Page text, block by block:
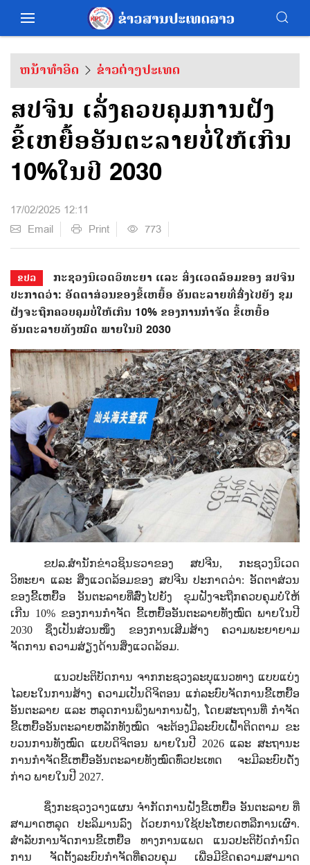
ຫນ້າທຳອິດ ຂ່າວຕ່າງປະເທດ
ສປຈີນ ເລັ່ງຄວບຄຸມການຝັງ
ຂີ້ເຫຍື້ອອັນຕະລາຍບໍ່ໃຫ້ເກີນ
10%ໃນປີ 2030
17/02/2025 12:11
Email
Print 773
ຂປລ
ກະຊວງນິເວດວິທະຍາ ແລະ ສິ່ງແວດລ້ອມຂອງ ສປຈີນ
ປະກາດວ່າ: ອັດຕາສ່ວນຂອງຂີ້ເຫຍື້ອ ອັນຕະລາຍທີ່ສົ່ງໄປຍັງ ຂຸມ
ຝັງຈະຖືກຄວບຄຸມບໍ່ໃຫ້ເກີນ 10% ຂອງການກຳຈັດ ຂີ້ເຫຍື້ອ
ອັນຕະລາຍທັງໝົດ ພາຍໃນປີ 2030
ຂປລ.ສຳນັກ​ຂ່າວ​ຊິນ​ຮວາ​ຂອງ ສປຈີນ, ກະຊວງ​ນິ​ເວດ​
ວິທະຍາ ​ແລະ ສິ່ງ​ແວດ​ລ້ອມ​ຂອງ ສປຈີນ ປະກາດ​ວ່າ: ອັດຕາ​ສ່ວນ​
ຂອງ​ຂີ້​ເຫຍື້ອ ​ອັນຕະລາຍ​ທີ່​ສົ່ງ​ໄປ​ຍັງ​ ຂຸມ​ຝັງ​ຈະ​ຖືກ​ຄວບ​ຄຸມ​ບໍ່​ໃຫ້​
ເກີນ 10% ຂອງ​ການ​ກຳຈັດ ​ຂີ້​ເຫຍື້ອ​ອັນຕະລາຍ​ທັງ​ໝົດ ພາຍ​ໃນ​ປີ
2030 ຊຶ່ງ​ເປັນ​ສ່ວນ​ໜຶ່ງ​ ຂອງ​ການ​ເສີມ​ສ້າງ ​ຄວາມ​ພະຍາຍາມ​
ຈັດການ ຄວາມ​ສ່ຽງດ້ານ​ສິ່ງ​ແວດ​ລ້ອມ.
ແນວ​ປະຕິບັດ​ການ​ ຈາກ​ກະຊວງ​ລະບຸ​ແນວທາງ​ ແບບ​ແບ່ງ​
ໄລຍະ​ໃນ​ການ​ສ້າງ ຄວາມ​ເປັນ​ດິຈິ​ຕອນ ​ແກ່​ລະບົບ​ຈັດການ​ຂີ້​ເຫຍື້ອ​
ອັນຕະລາຍ ​ແລະ ຫລຸດ​ການ​ພຶງ​ພາ​ການ​ຝັງ, ​ໂດຍ​ສະຖານ​ທີ່ ກຳຈັດ​
ຂີ້​ເຫຍື້ອ​ອັນ​ຕະລາຍຫລັກ​ທັງ​ໝົດ ຈະ​ຕ້ອງ​ມີ​ລະບົບ​ເຝົ້າ​ຕິດຕາມ ຂະ​
ບວນການ​ທັງ​ໝົດ ​ແບບ​ດິຈິ​ຕອນ ພາຍ​ໃນ​ປີ 2026 ​ແລະ ສະຖານະ​
ການ​ກຳຈັດ​ຂີ້​ເຫຍື້ອ​ອັນຕະລາຍ​ທັງ​ໝົດ​ທົ່ວ​ປະ​ເທດ ຈະ​ມີ​ລະບົບ​ດັ່ງ
ກ່າວ ພາຍ​ໃນ​ປີ 2027.
ຊຶ່ງ​ກະຊວງ​ວາງ​ແຜນ ​ຈຳກັດ​ການ​ຝັງ​ຂີ້​ເຫຍື້ອ ​ອັນຕະລາຍ ທີ່​
ສາມາດ​ຫລຸດ ​ປະລິມານ​ລົງ ດ້ວຍ​ການ​ໃຊ້​ປະ​ໂຫຍ​ດຫລື​ການ​ເຜົາ.
ສຳລັບ​ການ​ຈັດການ​ຂີ້​ເຫຍື້ອ​ ທາງ​ການ​ແພດ ​ແນວ​ປະຕິບັດ​ກຳນົດ​
ການ ຈັດ​ຕັ້ງ​ລະບົບ​ກຳຈັດ​ທີ່​ຄວບ​ຄຸມ ​ເພື່ອ​ມີ​ຂີດ​ຄວາມ​ສາມາດ